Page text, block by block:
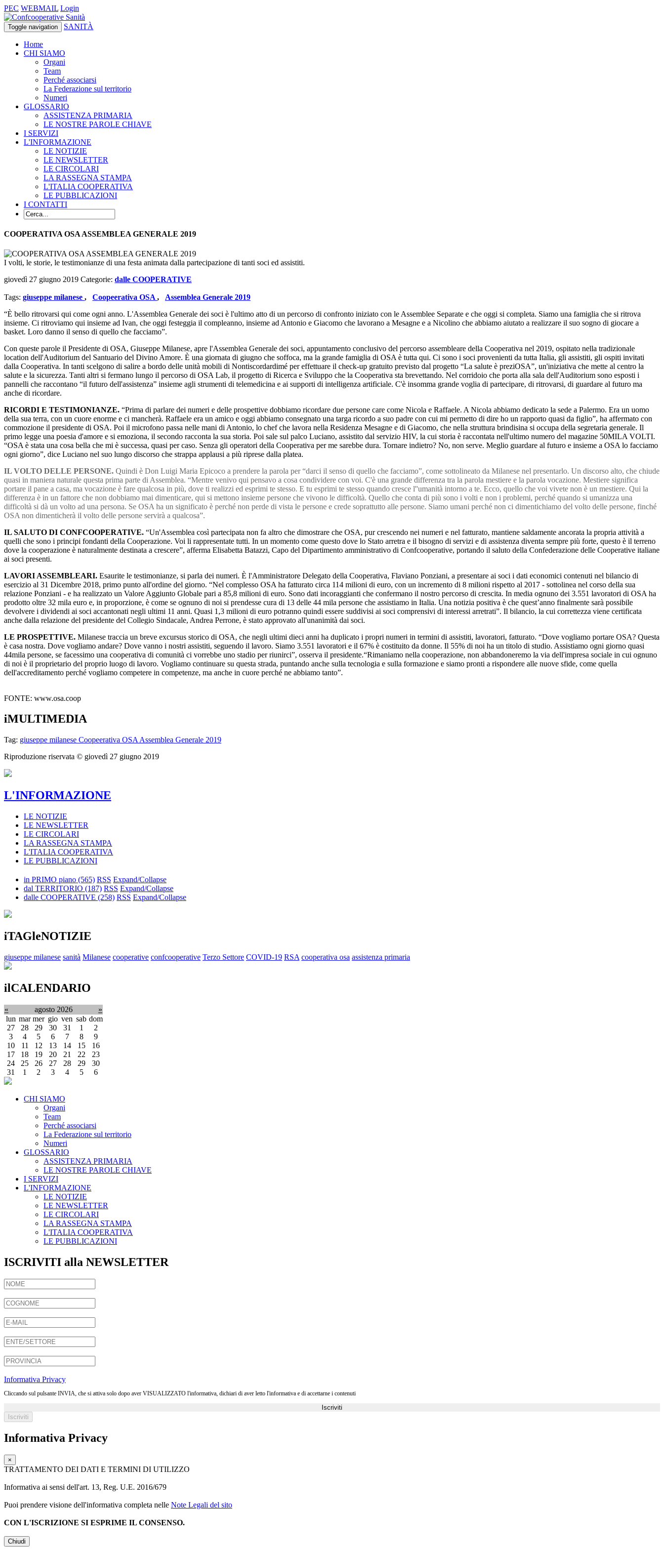
PEC WEBMAIL Login
Toggle navigation SANITÀ
Home
CHI SIAMO
Organi
Team
Perché associarsi
La Federazione sul territorio
Numeri
GLOSSARIO
ASSISTENZA PRIMARIA
LE NOSTRE PAROLE CHIAVE
I SERVIZI
L'INFORMAZIONE
LE NOTIZIE
LE NEWSLETTER
LE CIRCOLARI
LA RASSEGNA STAMPA
L'ITALIA COOPERATIVA
LE PUBBLICAZIONI
I CONTATTI
COOPERATIVA OSA ASSEMBLEA GENERALE 2019
I volti, le storie, le testimonianze di una festa animata dalla partecipazione di tanti soci ed assistiti.
giovedì 27 giugno 2019 Categorie: dalle COOPERATIVE
Tags: giuseppe milanese , Coopeerativa OSA , Assemblea Generale 2019
“È bello ritrovarsi qui come ogni anno. L'Assemblea Generale dei soci è l'ultimo atto di un percorso di confronto iniziato con le Assemblee Separate e che oggi si completa. Siamo una famiglia che si ritrova
insieme. Ci ritroviamo qui insieme ad Ivan, che oggi festeggia il compleanno, insieme ad Antonio e Giacomo che lavorano a Mesagne e a Nicolino che abbiamo aiutato a realizzare il suo sogno di giocare a
basket. Loro danno il senso di quello che facciamo”.
Con queste parole il Presidente di OSA, Giuseppe Milanese, apre l'Assemblea Generale dei soci, appuntamento conclusivo del percorso assembleare della Cooperativa nel 2019, ospitato nella tradizionale
location dell'Auditorium del Santuario del Divino Amore. È una giornata di giugno che soffoca, ma la grande famiglia di OSA è tutta qui. Ci sono i soci provenienti da tutta Italia, gli assistiti, gli ospiti invitati
dalla Cooperativa. In tanti scelgono di salire a bordo delle unità mobili di Nontiscordardimé per effettuare il check-up gratuito previsto dal progetto “La salute è preziOSA”, un'iniziativa che mette al centro la
salute e la sicurezza. Tanti altri si fermano lungo il percorso di OSA Lab, il progetto di Ricerca e Sviluppo che la Cooperativa sta brevettando. Nel corridoio che porta alla sala dell'Auditorium sono esposti i
pannelli che raccontano “il futuro dell'assistenza” insieme agli strumenti di telemedicina e ai supporti di intelligenza artificiale. C'è insomma grande voglia di partecipare, di ritrovarsi, di guardare al futuro ma
anche di ricordare.
RICORDI E TESTIMONIANZE. “Prima di parlare dei numeri e delle prospettive dobbiamo ricordare due persone care come Nicola e Raffaele. A Nicola abbiamo dedicato la sede a Palermo. Era un uomo
della sua terra, con un cuore enorme e ci mancherà. Raffaele era un amico e oggi abbiamo consegnato una targa ricordo a suo padre con cui mi permetto di dire ho un rapporto quasi da figlio”, ha affermato con
commozione il presidente di OSA. Poi il microfono passa nelle mani di Antonio, lo chef che lavora nella Residenza Mesagne e di Giacomo, che nella struttura brindisina si occupa della segretaria generale. Il
primo legge una poesia d'amore e si emoziona, il secondo racconta la sua storia. Poi sale sul palco Luciano, assistito dal servizio HIV, la cui storia è raccontata nell'ultimo numero del magazine 50MILA VOLTI.
“OSA è stata una cosa bella che mi è successa, quasi per caso. Senza gli operatori della Cooperativa per me sarebbe dura. Tornare indietro? No, non serve. Meglio guardare al futuro e insieme a OSA lo facciamo
ogni giorno”, dice Luciano nel suo lungo discorso che strappa applausi a più riprese dalla platea.
IL VOLTO DELLE PERSONE. Quindi è Don Luigi Maria Epicoco a prendere la parola per “darci il senso di quello che facciamo”, come sottolineato da Milanese nel presentarlo. Un discorso alto, che chiude
quasi in maniera naturale questa prima parte di Assemblea. “Mentre venivo qui pensavo a cosa condividere con voi. C'è una grande differenza tra la parola mestiere e la parola vocazione. Mestiere significa
portare il pane a casa, ma vocazione è fare qualcosa in più, dove ti realizzi ed esprimi te stesso. E tu esprimi te stesso quando cresce l''umanità intorno a te. Ecco, quello che voi vivete non è un mestiere. Qui la
differenza è in un fattore che non dobbiamo mai dimenticare, qui si mettono insieme persone che vivono le difficoltà. Quello che conta di più sono i volti e non i problemi, perché quando si umanizza una
difficoltà si dà un volto ad una persona. Se OSA ha un significato è perché non perde di vista le persone e crede soprattutto alle persone. Siamo umani perché non ci dimentichiamo del volto delle persone, finché
OSA non dimenticherà il volto delle persone servirà a qualcosa”.
IL SALUTO DI CONFCOOPERATIVE. “Un'Assemblea così partecipata non fa altro che dimostrare che OSA, pur crescendo nei numeri e nel fatturato, mantiene saldamente ancorata la propria attività a
quelli che sono i principi fondanti della Cooperazione. Voi li rappresentate tutti. In un momento come questo dove lo Stato arretra e il bisogno di servizi e di assistenza diventa sempre più forte, questo è il terreno
dove la cooperazione è naturalmente destinata a crescere”, afferma Elisabetta Batazzi, Capo del Dipartimento amministrativo di Confcooperative, portando il saluto della Confederazione delle Cooperative italiane
ai soci presenti.
LAVORI ASSEMBLEARI. Esaurite le testimonianze, si parla dei numeri. È l'Amministratore Delegato della Cooperativa, Flaviano Ponziani, a presentare ai soci i dati economici contenuti nel bilancio di
esercizio al 31 Dicembre 2018, primo punto all'ordine del giorno. “Nel complesso OSA ha fatturato circa 114 milioni di euro, con un incremento di 8 milioni rispetto al 2017 - sottolinea nel corso della sua
relazione Ponziani - e ha realizzato un Valore Aggiunto Globale pari a 85,8 milioni di euro. Sono dati incoraggianti che confermano il nostro percorso di crescita. In media ognuno dei 3.551 lavoratori di OSA ha
prodotto oltre 32 mila euro e, in proporzione, è come se ognuno di noi si prendesse cura di 13 delle 44 mila persone che assistiamo in Italia. Una notizia positiva è che quest’anno finalmente sarà possibile
devolvere i dividendi ai soci accantonati negli ultimi 11 anni. Quasi 1,3 milioni di euro potranno quindi essere suddivisi ai soci comprensivi di interessi arretrati”. Il bilancio, la cui correttezza viene certificata
anche dalla relazione del presidente del Collegio Sindacale, Andrea Perrone, è stato approvato all'unanimità dai soci.
LE PROSPETTIVE. Milanese traccia un breve excursus storico di OSA, che negli ultimi dieci anni ha duplicato i propri numeri in termini di assistiti, lavoratori, fatturato. “Dove vogliamo portare OSA? Questa
è casa nostra. Dove vogliamo andare? Dove vanno i nostri assistiti, seguendo il lavoro. Siamo 3.551 lavoratori e il 67% è costituito da donne. Il 55% di noi ha un titolo di studio. Assistiamo ogni giorno quasi
44mila persone, se facessimo una cooperativa di comunità ci vorrebbe uno stadio per riunirci”, osserva il presidente.“Rimaniamo nella cooperazione, non abbandoneremo la via dell'impresa sociale in cui ognuno
di noi è il proprietario del proprio luogo di lavoro. Vogliamo continuare su questa strada, puntando anche sulla tecnologia e sulla formazione e siamo pronti a rispondere alle nuove sfide, come quella
dell'accreditamento perché vogliamo competere in competenze, ma anche in cuore perché ne abbiamo tanto”.
FONTE: www.osa.coop
iMULTIMEDIA
Tag: giuseppe milanese Coopeerativa OSA Assemblea Generale 2019
Riproduzione riservata © giovedì 27 giugno 2019
L'INFORMAZIONE
LE NOTIZIE
LE NEWSLETTER
LE CIRCOLARI
LA RASSEGNA STAMPA
L'ITALIA COOPERATIVA
LE PUBBLICAZIONI
in PRIMO piano (565) RSS Expand/Collapse
dal TERRITORIO (187) RSS Expand/Collapse
dalle COOPERATIVE (258) RSS Expand/Collapse
iTAGleNOTIZIE
giuseppe milanese sanità Milanese cooperative confcooperative Terzo Settore COVID-19 RSA cooperativa osa assistenza primaria
ilCALENDARIO
« agosto 2026
»
lun mar mer gio ven sab dom
27
28 29 30 31 1
2
3
4 5 6 7 8
9
10
11 12 13 14 15
16
17
18 19 20 21 22
23
24
25 26 27 28 29
30
31
1 2 3 4 5 6
CHI SIAMO
Organi
Team
Perché associarsi
La Federazione sul territorio
Numeri
GLOSSARIO
ASSISTENZA PRIMARIA
LE NOSTRE PAROLE CHIAVE
I SERVIZI
L'INFORMAZIONE
LE NOTIZIE
LE NEWSLETTER
LE CIRCOLARI
LA RASSEGNA STAMPA
L'ITALIA COOPERATIVA
LE PUBBLICAZIONI
ISCRIVITI alla NEWSLETTER
Informativa Privacy
Cliccando sul pulsante INVIA, che si attiva solo dopo aver VISUALIZZATO l'informativa, dichiari di aver letto l'informativa e di accettarne i contenuti
Iscriviti
Informativa Privacy
×
TRATTAMENTO DEI DATI E TERMINI DI UTILIZZO
Informativa ai sensi dell'art. 13, Reg. U.E. 2016/679
Puoi prendere visione dell'informativa completa nelle Note Legali del sito
CON L'ISCRIZIONE SI ESPRIME IL CONSENSO.
Chiudi